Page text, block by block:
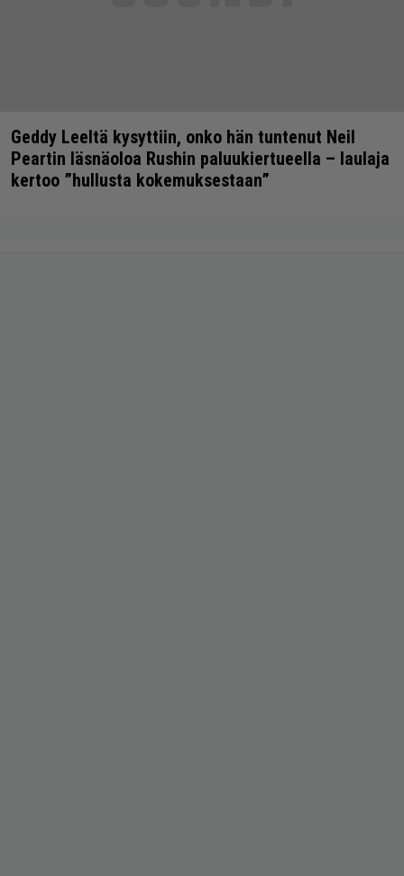
Geddy Leeltä kysyttiin, onko hän tuntenut Neil
Peartin läsnäoloa Rushin paluukiertueella – laulaja
kertoo ”hullusta kokemuksestaan”